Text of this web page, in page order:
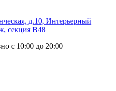
д.10, Интерьерный
секция В48
с 10:00 до 20:00